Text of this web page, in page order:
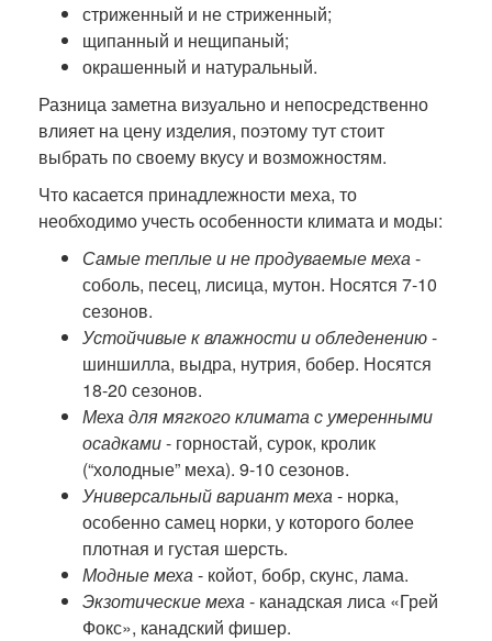
стриженный и не стриженный;
щипанный и нещипаный;
окрашенный и натуральный.
Разница заметна визуально и непосредственно
влияет на цену изделия, поэтому тут стоит
выбрать по своему вкусу и возможностям.
Что касается принадлежности меха, то
необходимо учесть особенности климата и моды:
Самые теплые и не продуваемые меха-
соболь, песец, лисица, мутон. Носятся 7-10
сезонов.
Устойчивые к влажности и обледенению-
шиншилла, выдра, нутрия, бобер. Носятся
18-20 сезонов.
Меха для мягкого климата с умеренными
осадками- горностай, сурок, кролик
(“холодные” меха). 9-10 сезонов.
Универсальный вариант меха- норка,
особенно самец норки, у которого более
плотная и густая шерсть.
Модные меха- койот, бобр, скунс, лама.
Экзотические меха- канадская лиса «Грей
Фокс», канадский фишер.